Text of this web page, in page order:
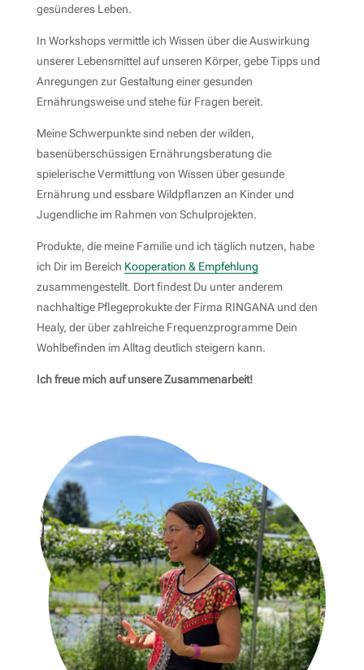
gesünderes Leben.
In Workshops vermittle ich Wissen über die Auswirkung
unserer Lebensmittel auf unseren Körper, gebe Tipps und
Anregungen zur Gestaltung einer gesunden
Ernährungsweise und stehe für Fragen bereit.
Meine Schwerpunkte sind neben der wilden,
basenüberschüssigen Ernährungsberatung die
spielerische Vermittlung von Wissen über gesunde
Ernährung und essbare Wildpflanzen an Kinder und
Jugendliche im Rahmen von Schulprojekten.
Produkte, die meine Familie und ich täglich nutzen, habe
ich Dir im Bereich Kooperation & Empfehlung
zusammengestellt. Dort findest Du unter anderem
nachhaltige Pflegeprokukte der Firma RINGANA und den
Healy, der über zahlreiche Frequenzprogramme Dein
Wohlbefinden im Alltag deutlich steigern kann.
Ich freue mich auf unsere Zusammenarbeit!